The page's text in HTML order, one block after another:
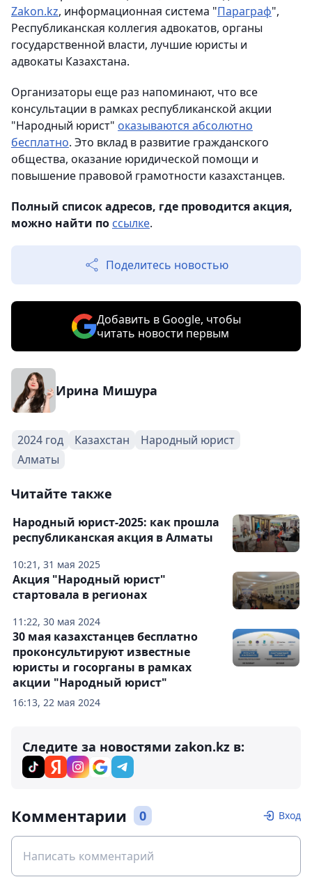
Zakon.kz, информационная система "Параграф",
Республиканская коллегия адвокатов, органы
государственной власти, лучшие юристы и
адвокаты Казахстана.
Организаторы еще раз напоминают, что все
консультации в рамках республиканской акции
"Народный юрист" оказываются абсолютно
бесплатно. Это вклад в развитие гражданского
общества, оказание юридической помощи и
повышение правовой грамотности казахстанцев.
Полный список адресов, где проводится акция,
можно найти по ссылке.
Поделитесь новостью
Добавить в Google, чтобы
читать новости первым
Ирина Мишура
2024 год Казахстан
Народный юрист
Алматы
Читайте также
10:21, 31 мая 2025
Народный юрист-2025: как прошла
республиканская акция в Алматы
11:22, 30 мая 2024
Акция "Народный юрист"
стартовала в регионах
16:13, 22 мая 2024
‎30 мая казахстанцев бесплатно
проконсультируют известные
юристы и госорганы в рамках
акции "Народный юрист"
Следите за новостями zakon.kz в:
Комментарии 0 Вход